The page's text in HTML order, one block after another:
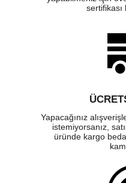
sertifikası
Yapacağınız
istemiyorsanız,
üründe kargo